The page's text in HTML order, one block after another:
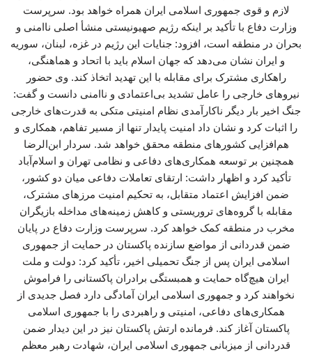
لازم و قوی جمهوری اسلامی ایران همراه خواهد بود. سرپرست
وزارت دفاع با تأکید بر اینکه رژیم صهیونیستی منشأ اصلی ناامنی و
بحران در منطقه است، افزود: جنایات این رژیم در غزه، لبنان، سوریه
و ایران نشان می‌دهد که جهان اسلام باید با اتحاد و هماهنگی،
راهکاری مشترک برای مقابله با این تهدید اتخاذ کند. وی حضور
نیروهای خارجی را عامل تشدید بی‌اعتمادی و ناامنی دانست و گفت:
جنگ اخیر بار دیگر ناکارآمدی نظام امنیتی متکی به قدرت‌های خارجی
را اثبات کرد و نشان داد امنیت پایدار تنها از مسیر تفاهم، همکاری و
هم‌افزایی کشورهای منطقه محقق خواهد شد. سردار ابن‌الرضا
همچنین بر توسعه همکاری‌های دفاعی و نظامی تهران و اسلام‌آباد
تأکید کرد و اظهار داشت: ارتقای تعاملات دفاعی میان دو کشور،
ضمن افزایش اعتماد متقابل، به تحکیم امنیت مرزهای مشترک،
مقابله با گروه‌های تروریستی و کاهش زمینه‌های مداخله بازیگران
مخرب در منطقه کمک خواهد کرد. سرپرست وزارت دفاع در پایان
ضمن قدردانی از مواضع سازنده پاکستان در حمایت از جمهوری
اسلامی ایران پس از جنگ تحمیلی اخیر، تأکید کرد: دولت و ملت
ایران هیچ‌گاه حمایت و همبستگی برادران پاکستانی را فراموش
نخواهند کرد و جمهوری اسلامی ایران آمادگی دارد فصل جدیدی از
همکاری‌های دفاعی، امنیتی و راهبردی را با جمهوری اسلامی
پاکستان آغاز کند. فرمانده ارتش پاکستان نیز در این دیدار ضمن
قدردانی از میزبانی جمهوری اسلامی ایران، شهادت رهبر معظم